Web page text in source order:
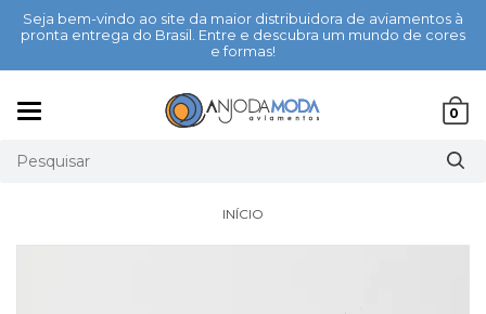
Seja bem-vindo ao site da maior distribuidora de aviamentos à
pronta entrega do Brasil. Entre e descubra um mundo de cores
e formas!
0
INÍCIO